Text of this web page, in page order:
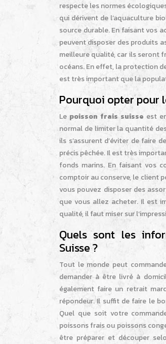
respecte les normes
qui dérivent de l’aquaculture
source durable. En faisant vos
peuvent disposer des produits
meilleure qualité, car ils seront
océans. En effet, la protection
est très important que la
Pourquoi opter pour
Le poisson frais suisse est
normal de limiter la quantité
ils s’assurent d’éviter de faire
précis pêchée. Il est très
fonds marins. En faisant vos
comptoir au conserve, le client
vous pouvez disposer des
que vous allez acheter. Il est
qualité, il faut miser sur
Quels sont les
Suisse ?
Tout le monde peut
demander à être livré à
également faire un retrait
répondeur. Il suffit de faire le
Quel que soit votre
poissons frais ou poissons
être préparer et découper